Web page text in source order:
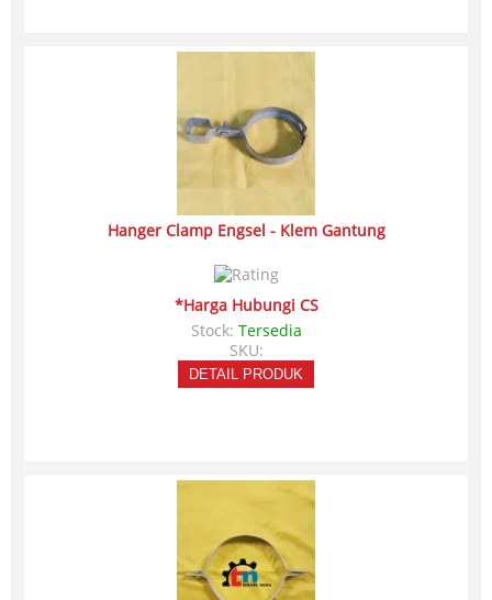
Hanger Clamp Engsel - Klem Gantung
*Harga Hubungi CS
Stock: Tersedia
SKU:
DETAIL PRODUK